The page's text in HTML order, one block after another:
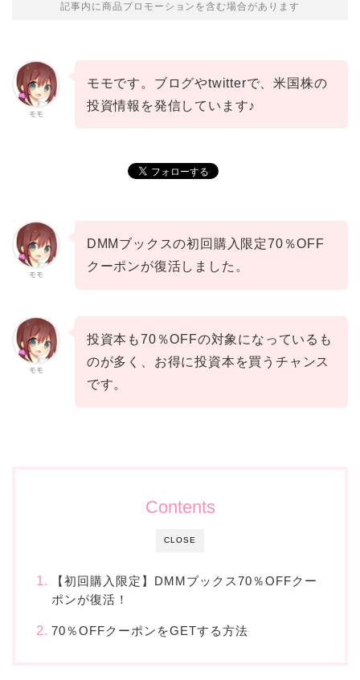
記事内に商品プロモーションを含む場合があります
モモ
モモです。ブログやtwitterで、米国株の
投資情報を発信しています♪
モモ
DMMブックスの初回購入限定70％OFF
クーポンが復活しました。
モモ
投資本も70％OFFの対象になっているも
のが多く、お得に投資本を買うチャンス
です。
CLOSE
Contents
【初回購入限定】DMMブックス70％OFFクー
ポンが復活！
70％OFFクーポンをGETする方法